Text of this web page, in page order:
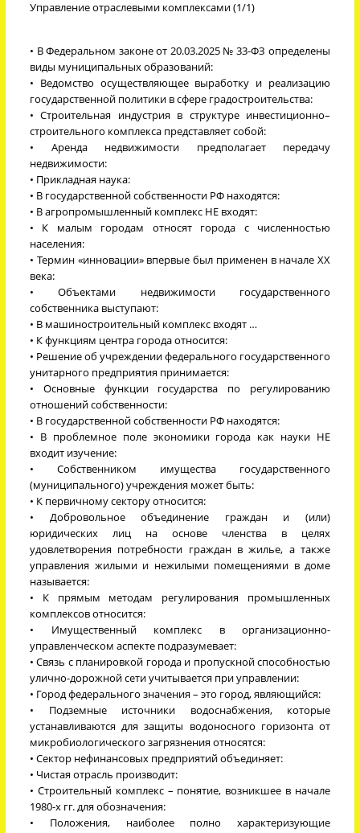
Управление отраслевыми комплексами (1/1)
• В Федеральном законе от 20.03.2025 № 33-ФЗ определены
виды муниципальных образований:
• Ведомство осуществляющее выработку и реализацию
государственной политики в сфере градостроительства:
• Строительная индустрия в структуре инвестиционно–
строительного комплекса представляет собой:
• Аренда недвижимости предполагает передачу
недвижимости:
• Прикладная наука:
• В государственной собственности РФ находятся:
• В агропромышленный комплекс НЕ входят:
• К малым городам относят города с численностью
населения:
• Термин «инновации» впервые был применен в начале XX
века:
• Объектами недвижимости государственного
собственника выступают:
• В машиностроительный комплекс входят …
• К функциям центра города относится:
• Решение об учреждении федерального государственного
унитарного предприятия принимается:
• Основные функции государства по регулированию
отношений собственности:
• В государственной собственности РФ находятся:
• В проблемное поле экономики города как науки НЕ
входит изучение:
• Собственником имущества государственного
(муниципального) учреждения может быть:
• К первичному сектору относится:
• Добровольное объединение граждан и (или)
юридических лиц на основе членства в целях
удовлетворения потребности граждан в жилье, а также
управления жилыми и нежилыми помещениями в доме
называется:
• К прямым методам регулирования промышленных
комплексов относится:
• Имущественный комплекс в организационно-
управленческом аспекте подразумевает:
• Связь с планировкой города и пропускной способностью
улично-дорожной сети учитывается при управлении:
• Город федерального значения – это город, являющийся:
• Подземные источники водоснабжения, которые
устанавливаются для защиты водоносного горизонта от
микробиологического загрязнения относятся:
• Сектор нефинансовых предприятий объединяет:
• Чистая отрасль производит:
• Строительный комплекс – понятие, возникшее в начале
1980-х гг. для обозначения:
• Положения, наиболее полно характеризующие